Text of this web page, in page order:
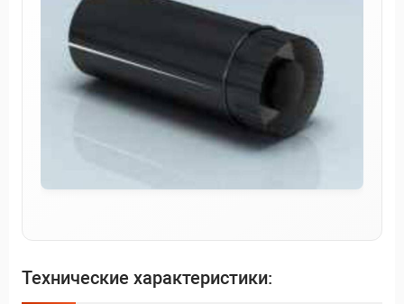
Технические характеристики: